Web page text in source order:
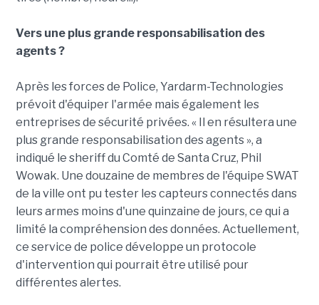
Vers une plus grande responsabilisation des
agents ?
Après les forces de Police, Yardarm-Technologies
prévoit d'équiper l'armée mais également les
entreprises de sécurité privées. « Il en résultera une
plus grande responsabilisation des agents », a
indiqué le sheriff du Comté de Santa Cruz, Phil
Wowak. Une douzaine de membres de l'équipe SWAT
de la ville ont pu tester les capteurs connectés dans
leurs armes moins d'une quinzaine de jours, ce qui a
limité la compréhension des données. Actuellement,
ce service de police développe un protocole
d'intervention qui pourrait être utilisé pour
différentes alertes.